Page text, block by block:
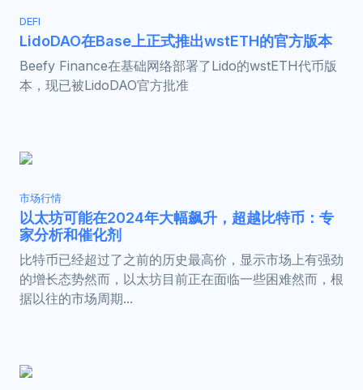
DEFI
LidoDAO在Base上正式推出wstETH的官方版本
Beefy Finance在基础网络部署了Lido的wstETH代币版
本，现已被LidoDAO官方批准
市场行情
以太坊可能在2024年大幅飙升，超越比特币：专
家分析和催化剂
比特币已经超过了之前的历史最高价，显示市场上有强劲
的增长态势然而，以太坊目前正在面临一些困难然而，根
据以往的市场周期...